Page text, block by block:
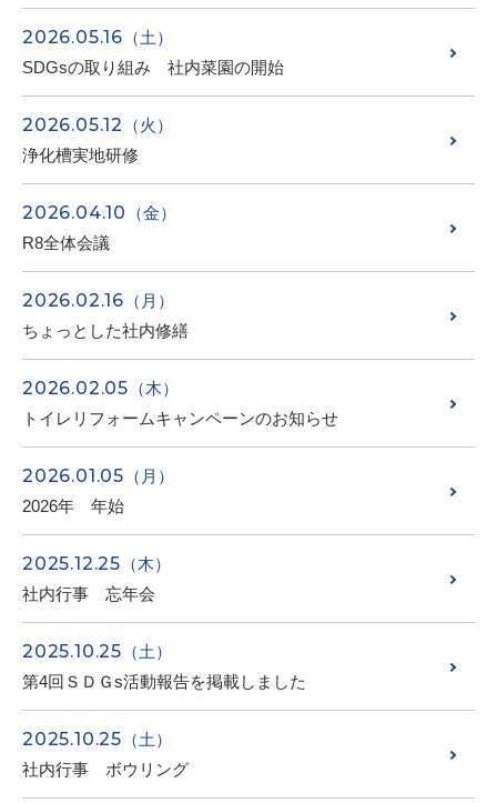
2026.05.16 （土）
SDGsの取り組み 社内菜園の開始
2026.05.12
（火）
浄化槽実地研修
2026.04.10
（金）
R8全体会議
2026.02.16 （月）
ちょっとした社内修繕
2026.02.05 （木）
トイレリフォームキャンペーンのお知らせ
2026.01.05 （月）
2026年 年始
2025.12.25 （木）
社内行事 忘年会
2025.10.25 （土）
第4回ＳＤＧs活動報告を掲載しました
2025.10.25 （土）
社内行事 ボウリング